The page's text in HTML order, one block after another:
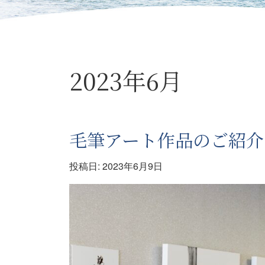
2023年6月
毛筆アート作品のご紹介
投稿日: 2023年6月9日